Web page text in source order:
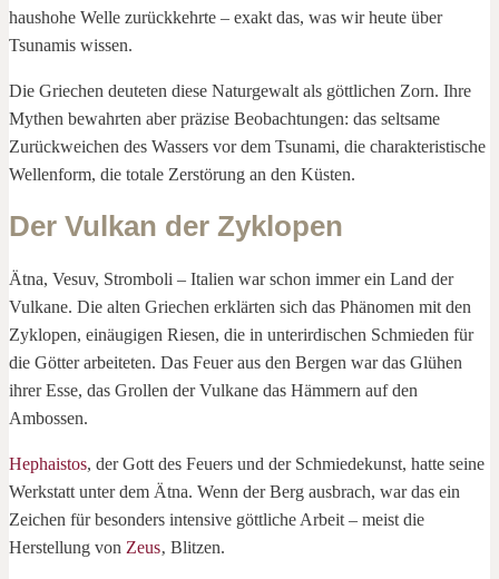
haushohe Welle zurückkehrte – exakt das, was wir heute über
Tsunamis wissen.
Die Griechen deuteten diese Naturgewalt als göttlichen Zorn. Ihre
Mythen bewahrten aber präzise Beobachtungen: das seltsame
Zurückweichen des Wassers vor dem Tsunami, die charakteristische
Wellenform, die totale Zerstörung an den Küsten.
Der Vulkan der Zyklopen
Ätna, Vesuv, Stromboli – Italien war schon immer ein Land der
Vulkane. Die alten Griechen erklärten sich das Phänomen mit den
Zyklopen, einäugigen Riesen, die in unterirdischen Schmieden für
die Götter arbeiteten. Das Feuer aus den Bergen war das Glühen
ihrer Esse, das Grollen der Vulkane das Hämmern auf den
Ambossen.
Hephaistos, der Gott des Feuers und der Schmiedekunst, hatte seine
Werkstatt unter dem Ätna. Wenn der Berg ausbrach, war das ein
Zeichen für besonders intensive göttliche Arbeit – meist die
Herstellung von Zeus‚ Blitzen.